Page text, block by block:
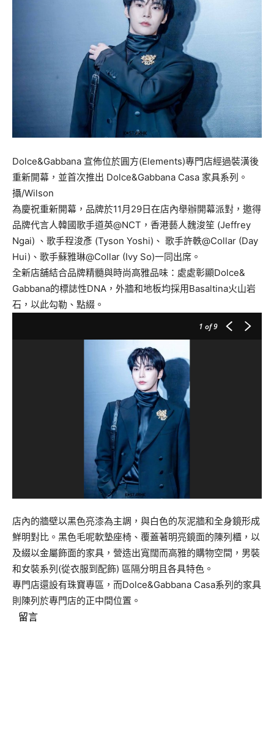
Dolce&Gabbana 宣佈位於圓方(Elements)專門店經過裝潢後
重新開幕， 並首次推出 Dolce&Gabbana Casa 家具系列。
攝/Wilson
為慶祝重新開幕，品牌於11月29日在店內舉辦開幕派對， 邀得
品牌代言人韓國歌手道英@NCT，香港藝人魏浚笙 (Jeffrey
Ngai) 、歌手程浚彥 (Tyson Yoshi)、 歌手許軼@Collar (Day
Hui)、歌手蘇雅琳@Collar (Ivy So)一同出席。
全新店舖結合品牌精髓與時尚高雅品味：處處彰顯Dolce&
Gabbana的標誌性DNA， 外牆和地板均採用Basaltina火山岩
石，以此勾勒、點綴。
1 of 9
店內的牆壁以黑色亮漆為主調， 與白色的灰泥牆和全身鏡形成
鮮明對比。黑色毛呢軟墊座椅、 覆蓋著明亮鏡面的陳列櫃，以
及綴以金屬飾面的家具， 營造出寬闊而高雅的購物空間，男裝
和女裝系列(從衣服到配飾) 區隔分明且各具特色。
專門店還設有珠寶專區，而Dolce&Gabbana Casa系列的家具
則陳列於專門店的正中間位置。
留言